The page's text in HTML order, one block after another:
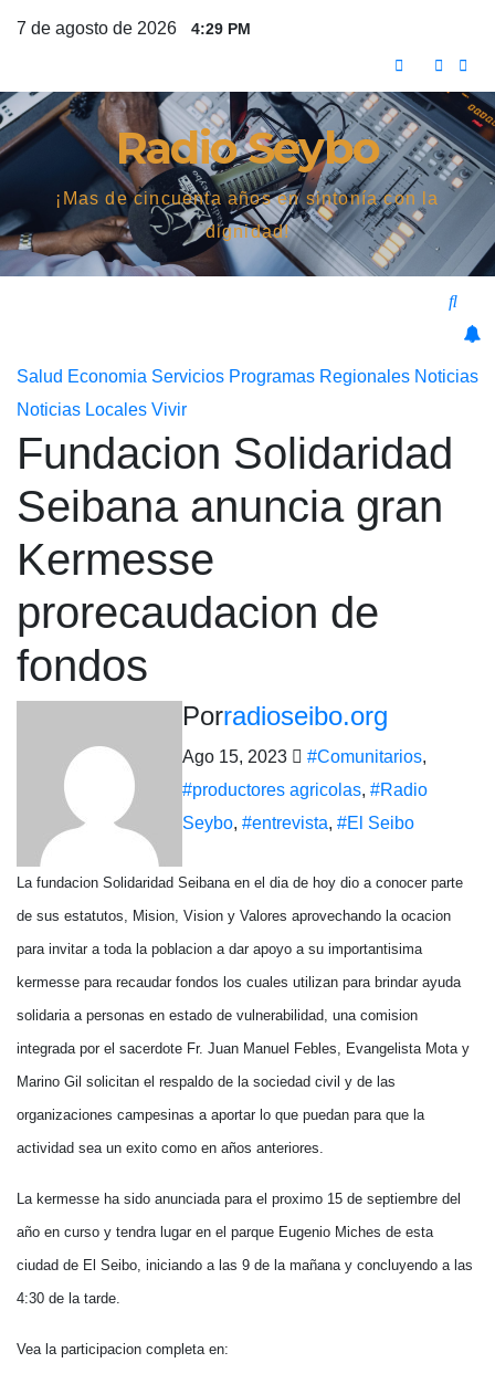
7 de agosto de 2026 4:29 PM
Radio Seybo
¡Mas de cincuenta años en sintonía con la
dignidad!
Salud Economia Servicios Programas Regionales Noticias
Noticias Locales Vivir
Fundacion Solidaridad
Seibana anuncia gran
Kermesse
prorecaudacion de
fondos
Porradioseibo.org
Ago 15, 2023 #Comunitarios,
#productores agricolas, #Radio
Seybo, #entrevista, #El Seibo
La fundacion Solidaridad Seibana en el dia de hoy dio a conocer parte
de sus estatutos, Mision, Vision y Valores aprovechando la ocacion
para invitar a toda la poblacion a dar apoyo a su importantisima
kermesse para recaudar fondos los cuales utilizan para brindar ayuda
solidaria a personas en estado de vulnerabilidad, una comision
integrada por el sacerdote Fr. Juan Manuel Febles, Evangelista Mota y
Marino Gil solicitan el respaldo de la sociedad civil y de las
organizaciones campesinas a aportar lo que puedan para que la
actividad sea un exito como en años anteriores.
La kermesse ha sido anunciada para el proximo 15 de septiembre del
año en curso y tendra lugar en el parque Eugenio Miches de esta
ciudad de El Seibo, iniciando a las 9 de la mañana y concluyendo a las
4:30 de la tarde.
Vea la participacion completa en: